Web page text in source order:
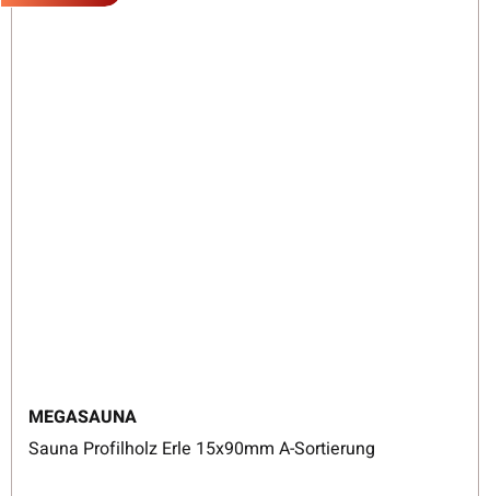
MEGASAUNA
Sauna Profilholz Erle 15x90mm A-Sortierung